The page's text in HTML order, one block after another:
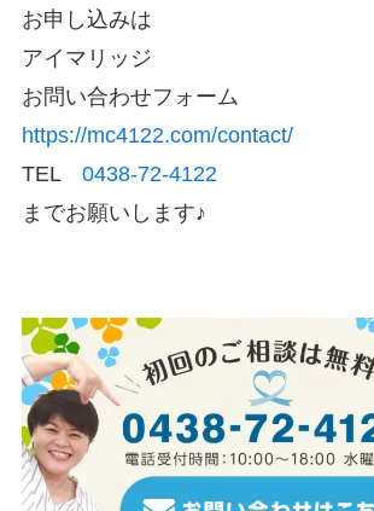
お申し込みは
アイマリッジ
お問い合わせフォーム
https://mc4122.com/contact/
TEL 0438-72-4122
までお願いします♪